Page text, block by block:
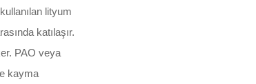
lityum
katılaşır.
PAO veya
kayma